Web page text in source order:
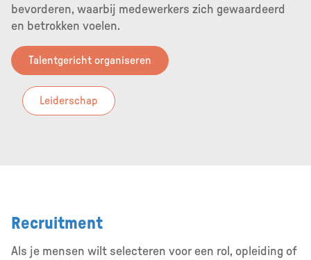
bevorderen, waarbij medewerkers zich gewaardeerd
en betrokken voelen.
Talentgericht organiseren
Leiderschap
Recruitment
Als je mensen wilt selecteren voor een rol, opleiding of